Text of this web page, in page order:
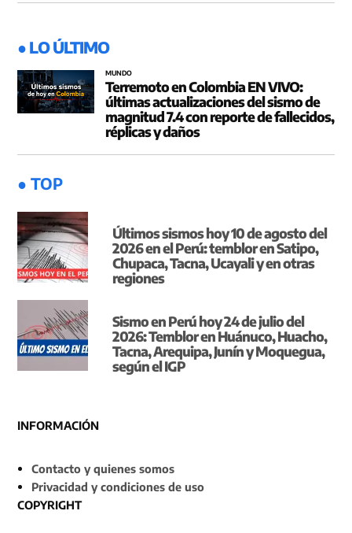
● LO ÚLTIMO
MUNDO
Terremoto en Colombia EN VIVO:
últimas actualizaciones del sismo de
magnitud 7.4 con reporte de fallecidos,
réplicas y daños
● TOP
Últimos sismos hoy 10 de agosto del
2026 en el Perú: temblor en Satipo,
Chupaca, Tacna, Ucayali y en otras
regiones
Sismo en Perú hoy 24 de julio del
2026: Temblor en Huánuco, Huacho,
Tacna, Arequipa, Junín y Moquegua,
según el IGP
INFORMACIÓN
Contacto y quienes somos
Privacidad y condiciones de uso
COPYRIGHT